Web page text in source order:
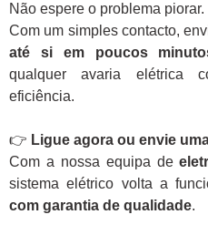
Não espere o problema piorar.
Com um simples contacto,
até si em poucos
qualquer avaria elétrica
eficiência.
👉 Ligue agora ou envie
Com a nossa equipa de
sistema elétrico volta a
com garantia de qualidade.